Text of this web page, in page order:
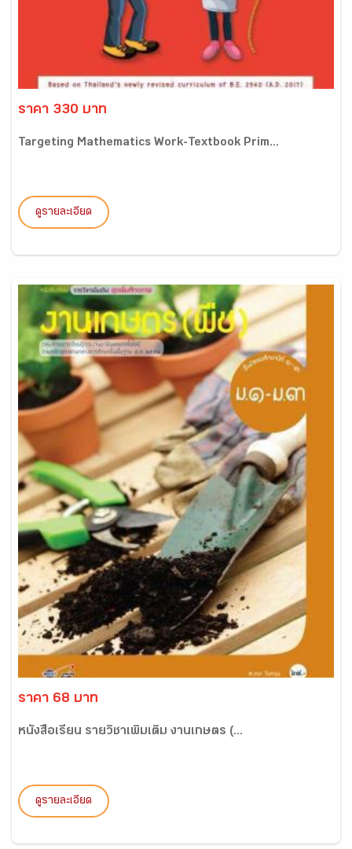
ราคา 330 บาท
Targeting Mathematics Work-Textbook Prim...
ดูรายละเอียด
ราคา 68 บาท
หนังสือเรียน รายวิชาเพิ่มเติม งานเกษตร (...
ดูรายละเอียด